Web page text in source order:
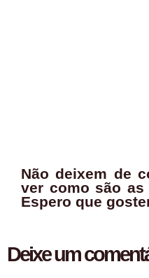
Não deixem de
ver como são
Espero que
Deixe um